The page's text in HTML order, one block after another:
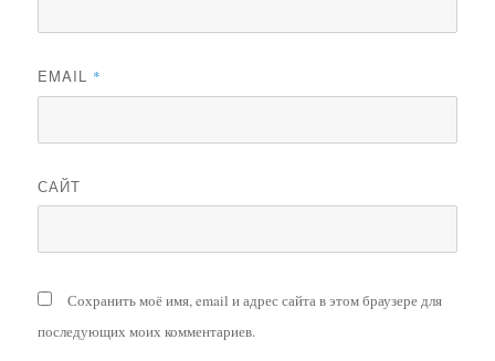
EMAIL *
САЙТ
Сохранить моё имя, email и адрес сайта в этом браузере для
последующих моих комментариев.